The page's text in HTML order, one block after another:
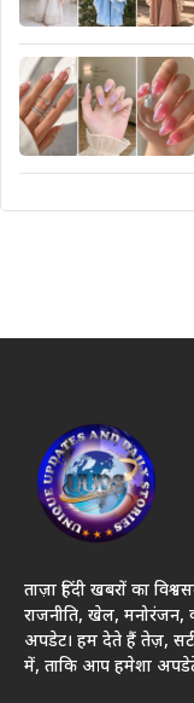
ताज़ा हिंदी खबरों का
राजनीति, खेल, मनोरंजन,
अपडेट। हम देते हैं तेज़,
में, ताकि आप हमेशा